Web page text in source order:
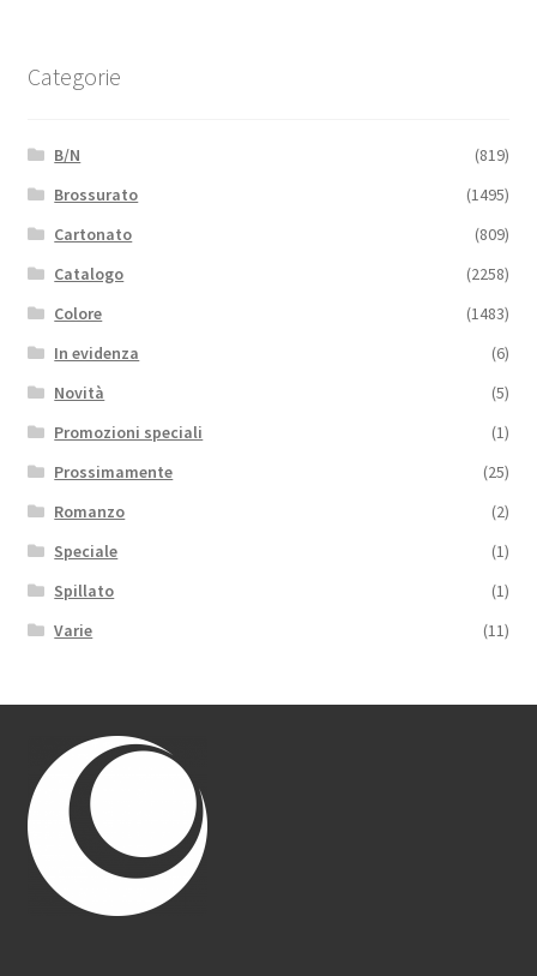
Categorie
B/N
(819)
Brossurato
(1495)
Cartonato
(809)
Catalogo
(2258)
Colore
(1483)
In evidenza
(6)
Novità
(5)
Promozioni speciali
(1)
Prossimamente
(25)
Romanzo
(2)
Speciale
(1)
Spillato
(1)
Varie
(11)